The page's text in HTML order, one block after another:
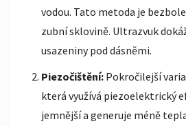
vodou. Tato metoda je
zubní sklovině. Ultrazvuk
usazeniny pod dásněmi.
Piezočištění: Pokročilejší
která využívá piezoelektrický
jemnější a generuje méně